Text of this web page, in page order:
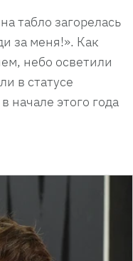
табло загорелась
за меня!». Как
небо осветили
в статусе
начале этого года